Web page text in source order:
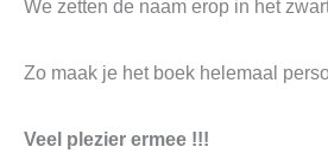
We zetten de naam erop in het
Zo maak je het boek helemaal
Veel plezier ermee !!!